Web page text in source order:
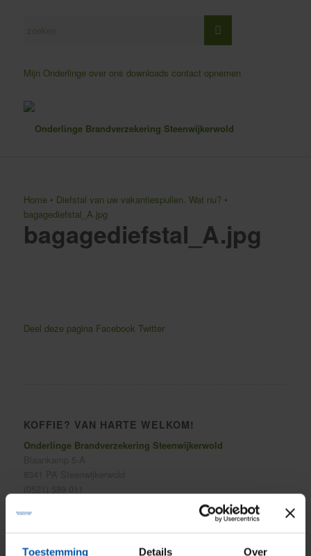
Toestemming Details Over
Mijn Onderlinge over ons downloads contact opnemen
Home• Diefstal van uw vakantiespullen. Wat nu?•
bagagediefstal_A.jpg
bagagediefstal_A.jpg
Deel deze pagina Facebook Twitter
KOFFIE? VAN HARTE WELKOM!
Onderlinge Brandverzekering Steenwijkerwold